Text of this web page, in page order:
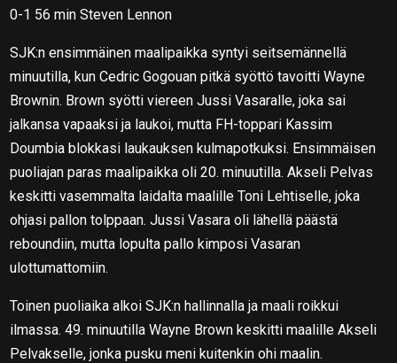
0-1 56 min Steven Lennon
SJK:n ensimmäinen maalipaikka syntyi seitsemännellä
minuutilla, kun Cedric Gogouan pitkä syöttö tavoitti Wayne
Brownin. Brown syötti viereen Jussi Vasaralle, joka sai
jalkansa vapaaksi ja laukoi, mutta FH-toppari Kassim
Doumbia blokkasi laukauksen kulmapotkuksi. Ensimmäisen
puoliajan paras maalipaikka oli 20. minuutilla. Akseli Pelvas
keskitti vasemmalta laidalta maalille Toni Lehtiselle, joka
ohjasi pallon tolppaan. Jussi Vasara oli lähellä päästä
reboundiin, mutta lopulta pallo kimposi Vasaran
ulottumattomiin.
Toinen puoliaika alkoi SJK:n hallinnalla ja maali roikkui
ilmassa. 49. minuutilla Wayne Brown keskitti maalille Akseli
Pelvakselle, jonka pusku meni kuitenkin ohi maalin.